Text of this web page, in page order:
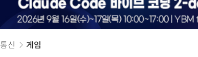
통신 게임